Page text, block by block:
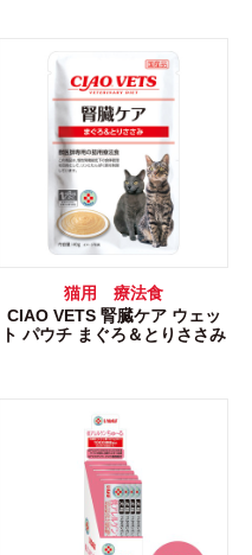
猫用 療法食
CIAO VETS 腎臓ケア ウェッ
ト パウチ まぐろ＆とりささみ